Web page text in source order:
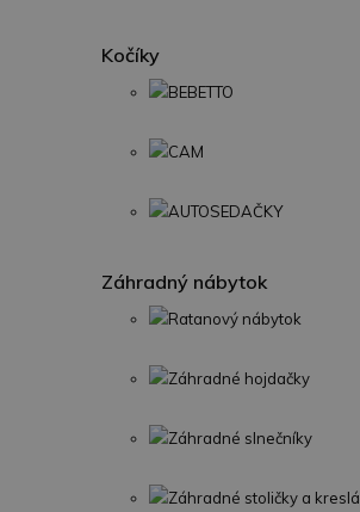
Kočíky
BEBETTO
CAM
AUTOSEDAČKY
Záhradný nábytok
Ratanový nábytok
Záhradné hojdačky
Záhradné slnečníky
Záhradné stoličky a kreslá